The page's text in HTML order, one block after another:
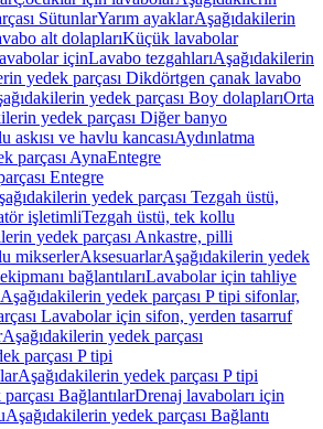
SütunlarYarım ayaklarAşağıdakilerin
alt dolaplarıKüçük lavabolar
içinLavabo tezgahlarıAşağıdakilerin
yedek parçası Dikdörtgen çanak lavabo
yedek parçası Boy dolaplarıOrta
yedek parçası Diğer banyo
askısı ve havlu kancasıAydınlatma
parçası AynaEntegre
Entegre
yedek parçası Tezgah üstü,
işletimliTezgah üstü, tek kollu
yedek parçası Ankastre, pilli
mikserlerAksesuarlarAşağıdakilerin yedek
bağlantılarıLavabolar için tahliye
Aşağıdakilerin yedek parçası P tipi sifonlar,
Lavabolar için sifon, yerden tasarruf
Aşağıdakilerin yedek parçası
parçası P tipi
Aşağıdakilerin yedek parçası P tipi
BağlantılarDrenaj lavaboları için
Aşağıdakilerin yedek parçası Bağlantı